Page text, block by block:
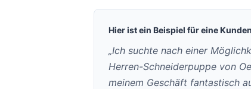
Hier ist ein Beispiel für eine
„Ich suchte nach einer
Herren-Schneiderpuppe von
meinem Geschäft fantastisch